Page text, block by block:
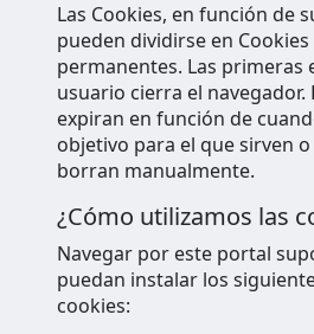
Las Cookies, en función de
pueden dividirse en
permanentes. Las primeras
usuario cierra el navegador.
expiran en función de
objetivo para el que sirven
borran manualmente.
¿Cómo utilizamos las
Navegar por este portal
puedan instalar los
cookies: